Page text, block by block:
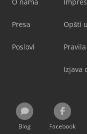
Presa
Poslovi
Opšti
Izjava
Blog Facebook